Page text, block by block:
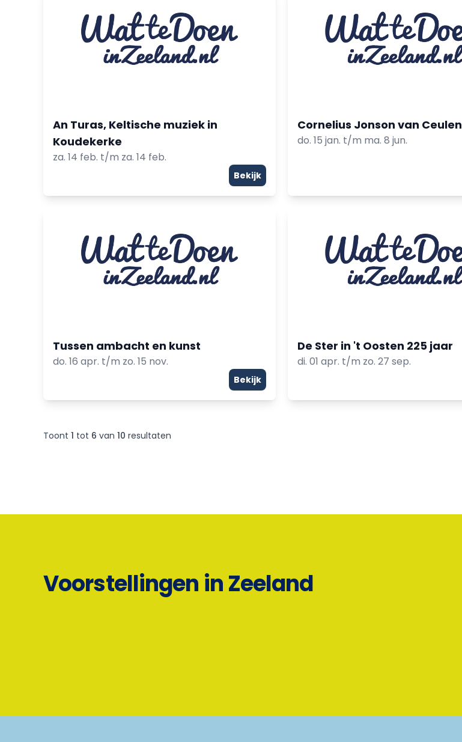
An Turas, Keltische muziek in
Koudekerke
za. 14 feb. t/m za. 14 feb.
Bekijk
Cornelius Jonson van Ceulen
do. 15 jan. t/m ma. 8 jun.
Tussen ambacht en kunst
do. 16 apr. t/m zo. 15 nov.
Bekijk
De Ster in 't Oosten 225 jaar
di. 01 apr. t/m zo. 27 sep.
Toont 1 tot 6 van 10 resultaten
Voorstellingen in Zeeland